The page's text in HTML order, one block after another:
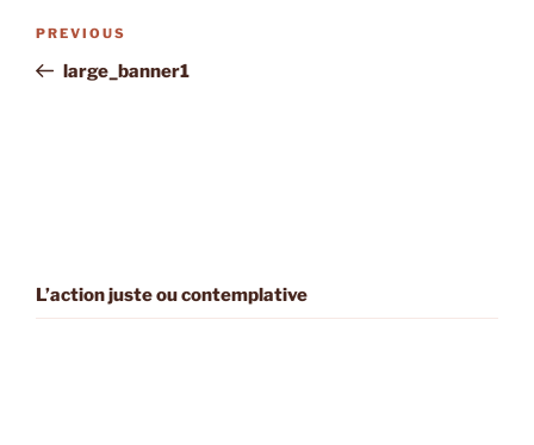
Previous
Post
PREVIOUS
large_banner1
L’action juste ou contemplative